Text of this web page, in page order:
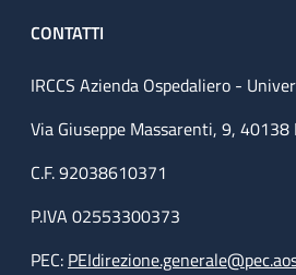
CONTATTI
IRCCS Azienda Ospedaliero -
Via Giuseppe Massarenti, 9, 40138
C.F. 92038610371
P.IVA 02553300373
PEC: